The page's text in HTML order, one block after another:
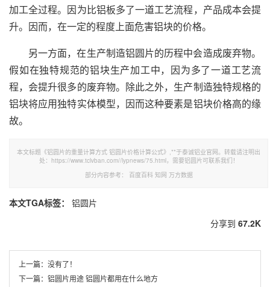
加工全过程。因为比铝板多了一道工艺流程，产品成本会提
升。因而，在一定的程度上面危害铝块的价格。
另一方面，在生产制造铝圆片的历程中会造成废弃物。
假如在独特规范的铝块生产加工中，因为多了一道工艺流
程，会提升很多的废弃物。除此之外，生产制造独特规格的
铝块将应用独特实体模型，因而这种要素是铝块价格高的缘
故。
本文标题《​铝圆片的重量计算方式 铝圆片价格计算公式》,**于泰诚铝业官网。转载请注明出
处：https://www.tclvban.com//lypnews/75.html，需要铝圆片可联系我们！
部分内容参考：
百度百科 知网 万方数据
本文TGA标签：
铝圆片
分享到 67.2K
上一篇： 没有了！
下一篇： 铝圆片用途 铝圆片都用在什么地方